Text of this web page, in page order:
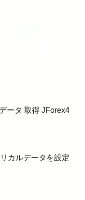
ータ 取得 JForex4
カルデータを設定